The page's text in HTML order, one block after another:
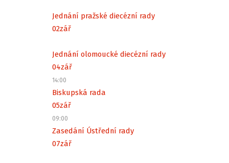
Jednání pražské diecézní rady
02zář
Jednání olomoucké diecézní rady
04zář
14:00
Biskupská rada
05zář
09:00
Zasedání Ústřední rady
07zář